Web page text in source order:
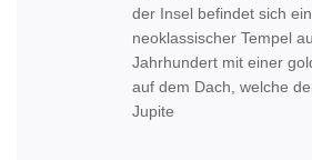
der Insel befindet sich ein
neoklassischer Tempel
Jahrhundert mit einer
auf dem Dach, welche
Jupite